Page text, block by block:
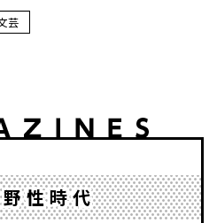
芸
性時代